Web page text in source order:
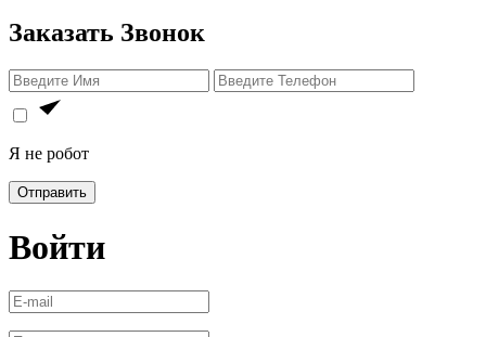
Заказать Звонок
Я не робот
Отправить
Войти